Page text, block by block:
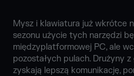
Mysz i klawiatura już wkrótce
sezonu użycie tych narzędzi
międzyplatformowej PC, ale
pozostałych pulach. Drużyny
zyskają lepszą komunikację,